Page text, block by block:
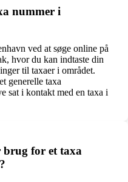
nummer i
ved at søge online på
hvor du kan indtaste din
til taxaer i området.
generelle taxa
sat i kontakt med en taxa i
brug for et taxa